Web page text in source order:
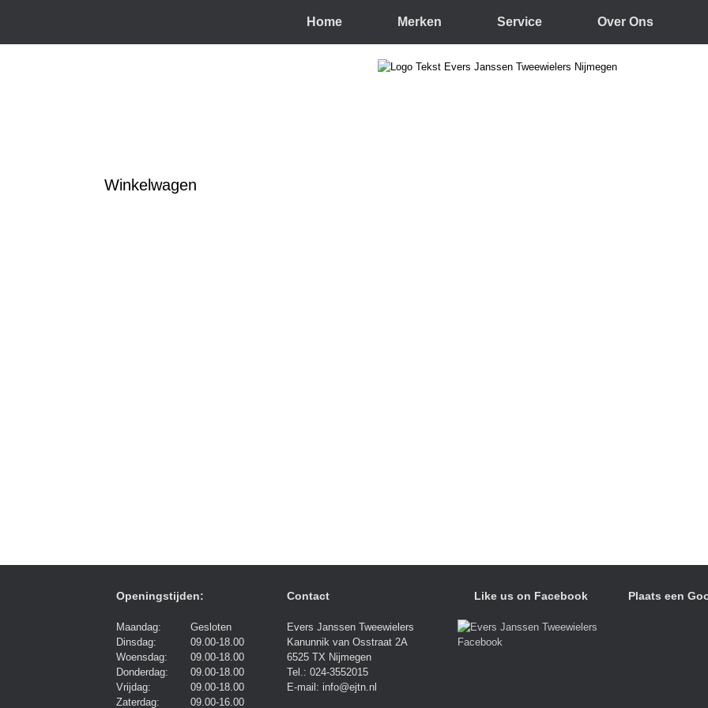
Home Merken Service Over Ons
Winkelwagen
Openingstijden:
Maandag:
Gesloten
Dinsdag:
09.00-18.00
Woensdag:
09.00-18.00
Donderdag:
09.00-18.00
Vrijdag:
09.00-18.00
Zaterdag:
09.00-16.00
Contact
Evers Janssen Tweewielers
Kanunnik van Osstraat 2A
6525 TX Nijmegen
Tel.: 024-3552015
E-mail: info@ejtn.nl
Like us on Facebook Plaats een